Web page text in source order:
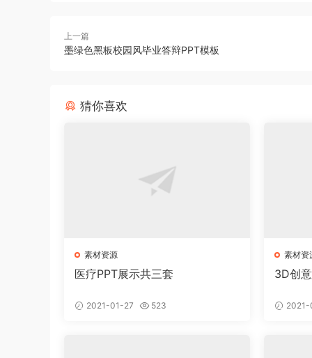
上一篇
墨绿色黑板校园风毕业答辩PPT模板
猜你喜欢
素材资源
医疗PPT展示共三套
2021-01-27 523
素材资
3D创